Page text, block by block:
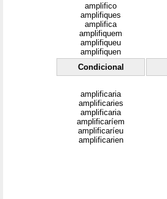
amplifico
amplifiques
amplifica
amplifiquem
amplifiqueu
amplifiquen
Condicional
amplificaria
amplificaries
amplificaria
amplificaríem
amplificaríeu
amplificarien